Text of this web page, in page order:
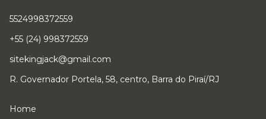
5524998372559
+55 (24) 998372559
sitekingjack@gmail.com
R. Governador Portela, 58, centro, Barra do Piraí/RJ
Home